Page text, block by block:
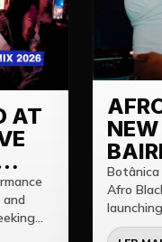
AT
Afro
just in